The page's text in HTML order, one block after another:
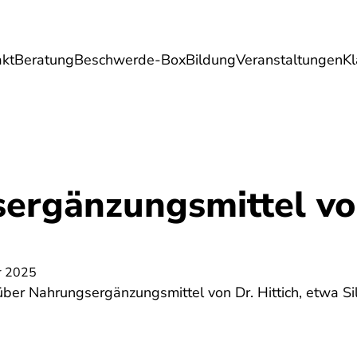
BeratungBeschwerde-BoxBildungVeranstaltungen
Umwelt Gesundheit Energie
2025
Nahrungsergänzungsmittel von Dr. Hittich, etwa